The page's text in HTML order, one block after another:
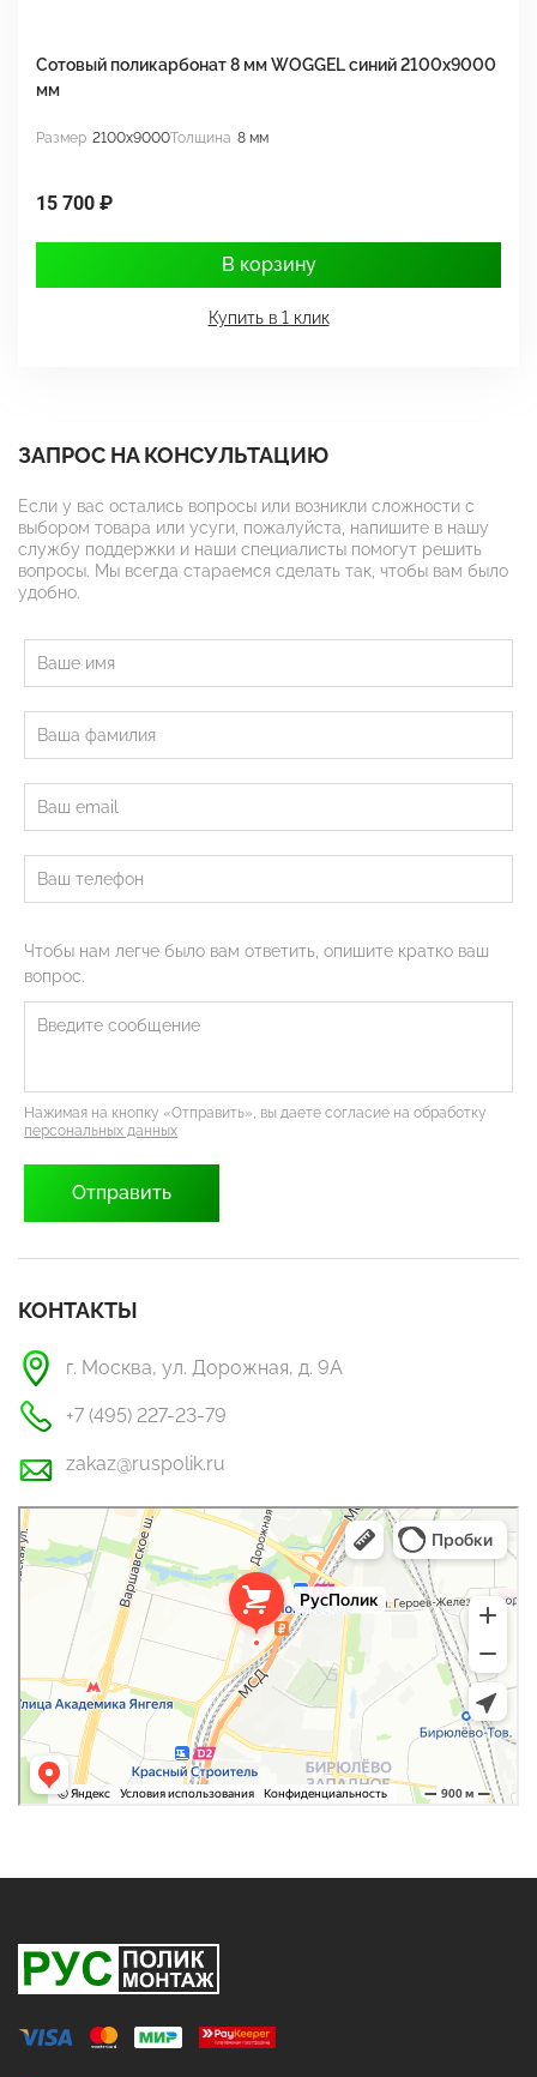
Сотовый поликарбонат 8 мм WOGGEL синий 2100х9000
мм
Размер 2100x9000Толщина 8 мм
15 700 ₽
В корзину
Купить в 1 клик
ЗАПРОС НА КОНСУЛЬТАЦИЮ
Если у вас остались вопросы или возникли сложности с
выбором товара или усуги, пожалуйста, напишите в нашу
службу поддержки и наши специалисты помогут решить
вопросы. Мы всегда стараемся сделать так, чтобы вам было
удобно.
Чтобы нам легче было вам ответить, опишите кратко ваш
вопрос.
Нажимая на кнопку «Отправить», вы даете согласие на обработку
персональных данных
КОНТАКТЫ
г. Москва, ул. Дорожная, д. 9А
+7 (495) 227-23-79
zakaz@ruspolik.ru
РусПолик
Оргстекло, поликарбонат в Москве
Строительные и отделочные работы в Москве